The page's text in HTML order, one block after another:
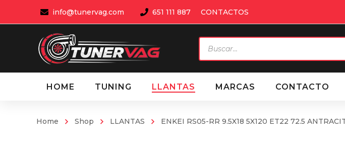
info@tunervag.com 651 111 887 CONTACTOS
de
productos
HOME TUNING LLANTAS MARCAS CONTACTO
Home Shop LLANTAS ENKEI RS05-RR 9.5X18 5X120 ET22 72.5